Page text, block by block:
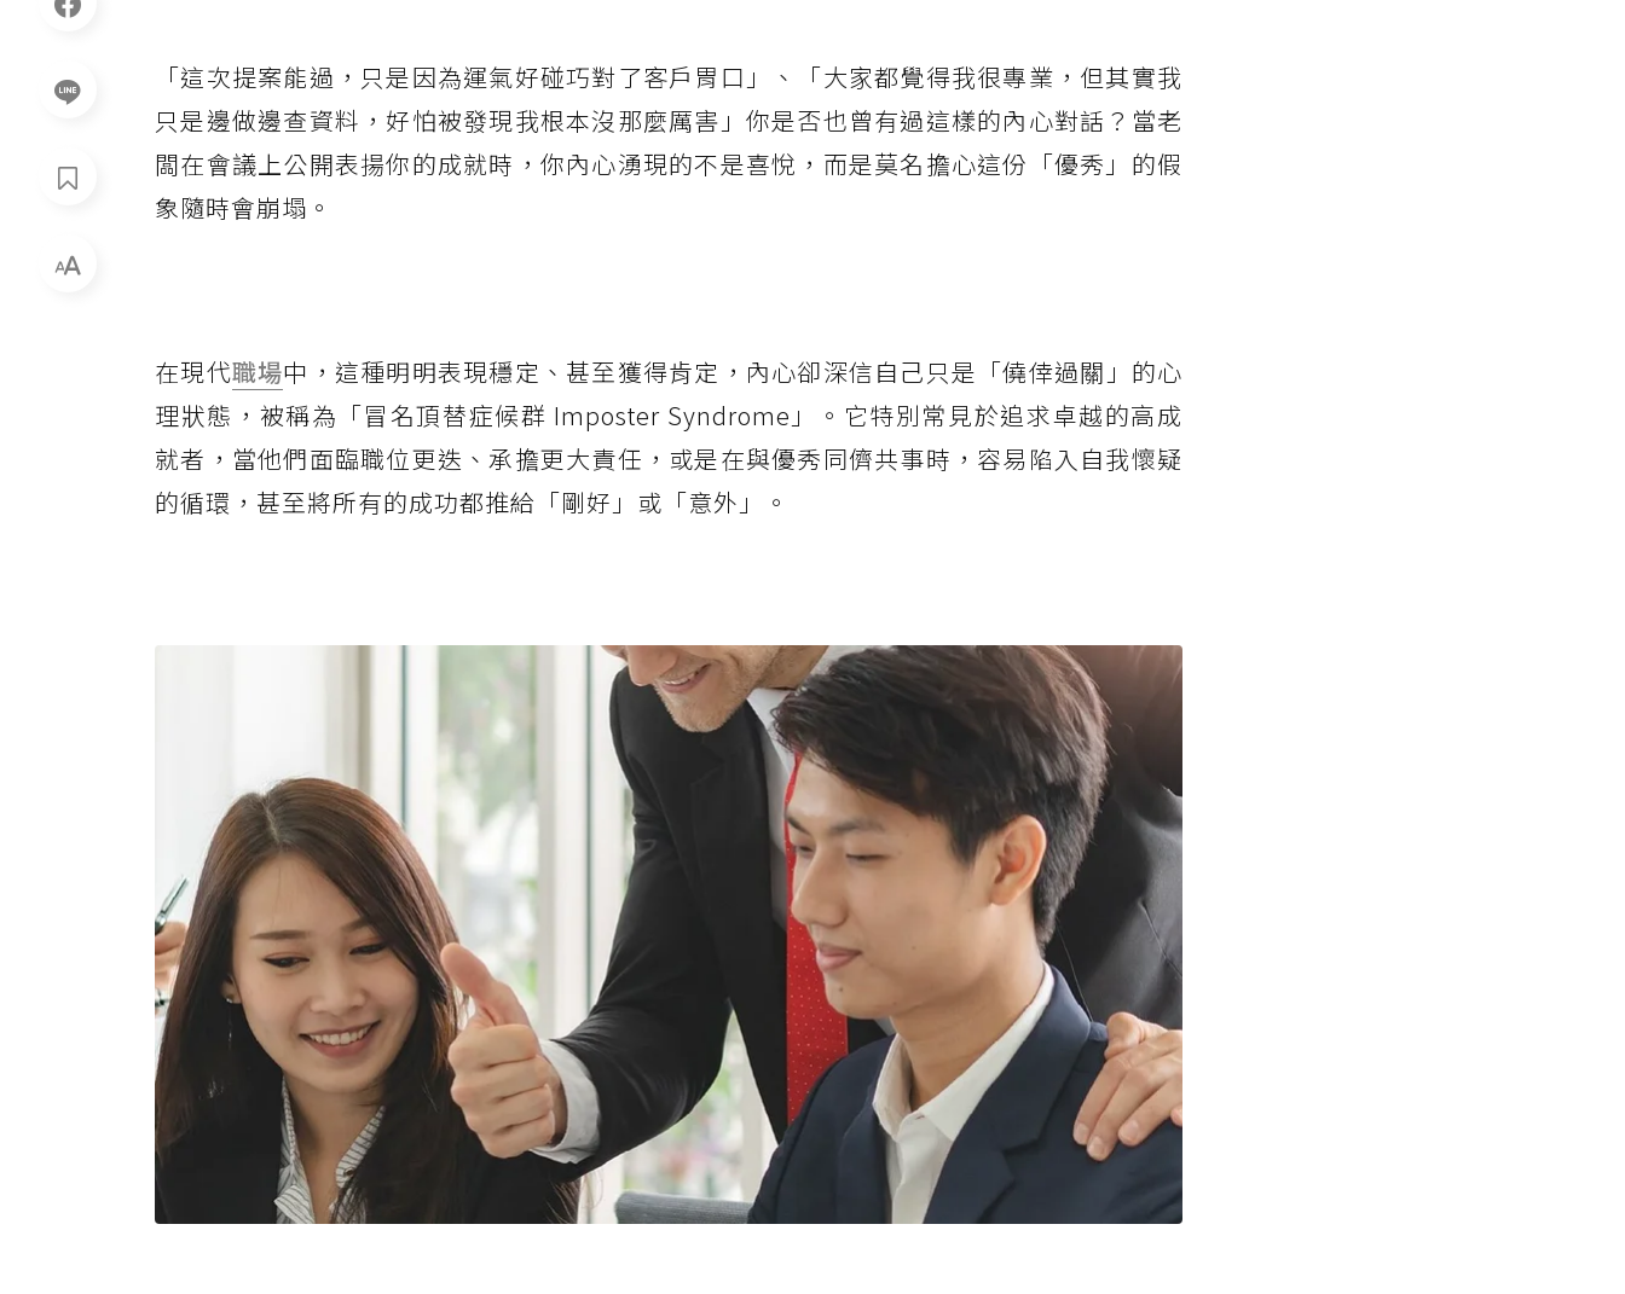
「這次提案能過，只是因為運氣好碰巧對了客戶胃口」、「大家都覺得我很專業，但其實我
只是邊做邊查資料，好怕被發現我根本沒那麼厲害」你是否也曾有過這樣的內心對話？當老
闆在會議上公開表揚你的成就時，你內心湧現的不是喜悅，而是莫名擔心這份「優秀」的假
象隨時會崩塌。
在現代職場中，這種明明表現穩定、甚至獲得肯定，內心卻深信自己只是「僥倖過關」的心
理狀態，被稱為「冒名頂替症候群 Imposter Syndrome」。它特別常見於追求卓越的高成
就者，當他們面臨職位更迭、承擔更大責任，或是在與優秀同儕共事時，容易陷入自我懷疑
的循環，甚至將所有的成功都推給「剛好」或「意外」。